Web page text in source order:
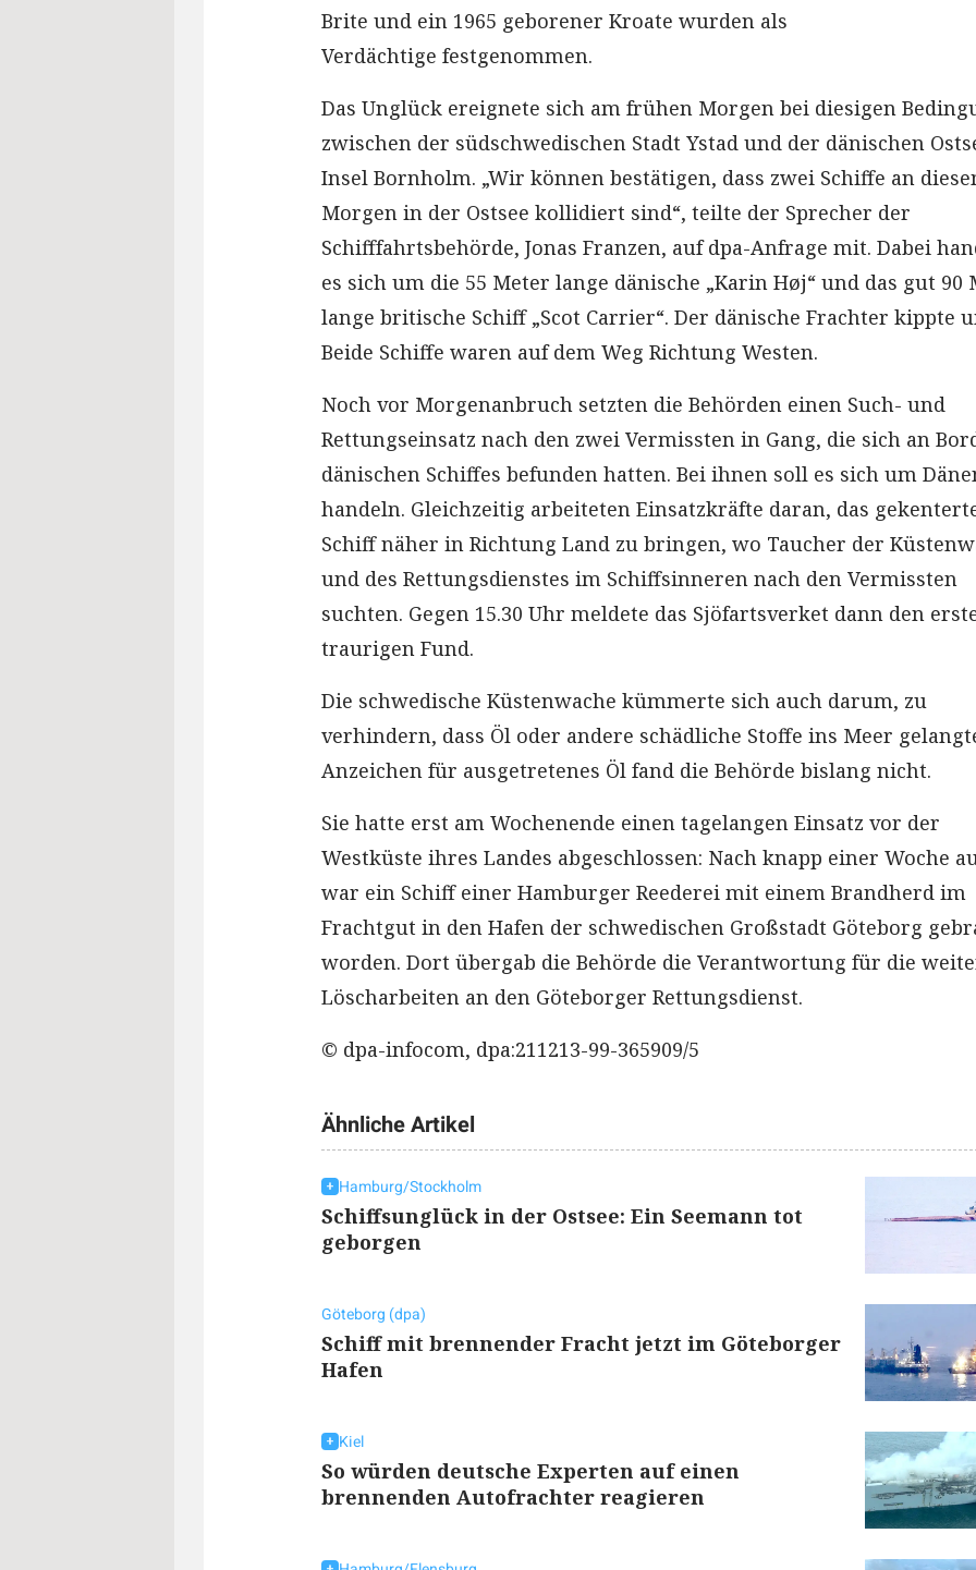
Brite und ein 1965 geborener Kroate wurden als
Verdächtige festgenommen.
Das Unglück ereignete sich am frühen Morgen bei diesigen
zwischen der südschwedischen Stadt Ystad und der dänischen
Insel Bornholm. „Wir können bestätigen, dass zwei Schiffe an
Morgen in der Ostsee kollidiert sind“, teilte der Sprecher der
Schifffahrtsbehörde, Jonas Franzen, auf dpa-Anfrage mit. Dabei
es sich um die 55 Meter lange dänische „Karin Høj“ und das gut 90
lange britische Schiff „Scot Carrier“. Der dänische Frachter kippte
Beide Schiffe waren auf dem Weg Richtung Westen.
Noch vor Morgenanbruch setzten die Behörden einen Such- und
Rettungseinsatz nach den zwei Vermissten in Gang, die sich an
dänischen Schiffes befunden hatten. Bei ihnen soll es sich um
handeln. Gleichzeitig arbeiteten Einsatzkräfte daran, das
Schiff näher in Richtung Land zu bringen, wo Taucher der
und des Rettungsdienstes im Schiffsinneren nach den Vermissten
suchten. Gegen 15.30 Uhr meldete das Sjöfartsverket dann den
traurigen Fund.
Die schwedische Küstenwache kümmerte sich auch darum, zu
verhindern, dass Öl oder andere schädliche Stoffe ins Meer
Anzeichen für ausgetretenes Öl fand die Behörde bislang nicht.
Sie hatte erst am Wochenende einen tagelangen Einsatz vor der
Westküste ihres Landes abgeschlossen: Nach knapp einer Woche
war ein Schiff einer Hamburger Reederei mit einem Brandherd im
Frachtgut in den Hafen der schwedischen Großstadt Göteborg
worden. Dort übergab die Behörde die Verantwortung für die
Löscharbeiten an den Göteborger Rettungsdienst.
© dpa-infocom, dpa:211213-99-365909/5
Ähnliche Artikel
Hamburg/Stockholm
Schiffsunglück in der Ostsee: Ein Seemann tot
geborgen
Göteborg (dpa)
Schiff mit brennender Fracht jetzt im Göteborger
Hafen
Kiel
So würden deutsche Experten auf einen
brennenden Autofrachter reagieren